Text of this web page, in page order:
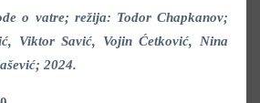
o vatre; režija: Todor Chapkanov;
Viktor Savić, Vojin Ćetković, Nina
2024.